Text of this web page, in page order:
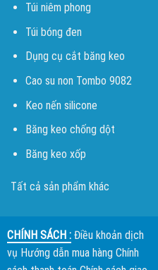
Túi niêm phong
Túi bóng đen
Dụng cụ cắt băng keo
Cao su non Tombo 9082
Keo nến silicone
Băng keo chống dột
Băng keo xốp
Tất cả sản phẩm khác
CHÍNH SÁCH : Điều khoản dịch
vụ Hướng dẫn mua hàng Chính